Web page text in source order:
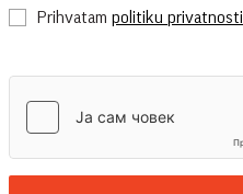
Prihvatam politiku privatnosti